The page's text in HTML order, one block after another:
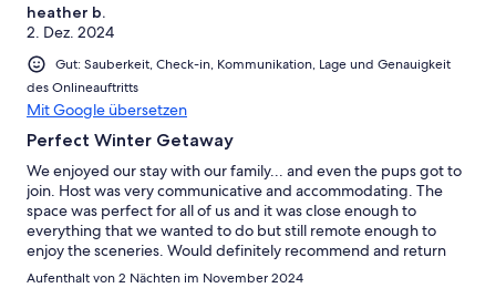
heather b.
2. Dez. 2024
Gut: Sauberkeit, Check-in, Kommunikation, Lage und Genauigkeit
des Onlineauftritts
Mit Google übersetzen
Perfect Winter Getaway
We enjoyed our stay with our family... and even the pups got to
join. Host was very communicative and accommodating. The
space was perfect for all of us and it was close enough to
everything that we wanted to do but still remote enough to
enjoy the sceneries. Would definitely recommend and return
again!
Aufenthalt von 2 Nächten im November 2024